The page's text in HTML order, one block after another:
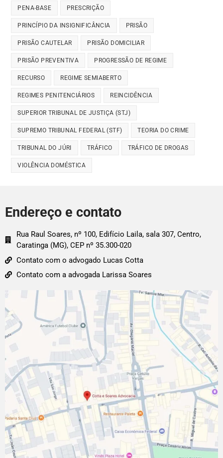
PENA-BASE PRESCRIÇÃO
PRINCÍPIO DA INSIGNIFICÂNCIA PRISÃO
PRISÃO CAUTELAR PRISÃO DOMICILIAR
PRISÃO PREVENTIVA PROGRESSÃO DE REGIME
RECURSO REGIME SEMIABERTO
REGIMES PENITENCIÁRIOS REINCIDÊNCIA
SUPERIOR TRIBUNAL DE JUSTIÇA (STJ)
SUPREMO TRIBUNAL FEDERAL (STF) TEORIA DO CRIME
TRIBUNAL DO JÚRI TRÁFICO TRÁFICO DE DROGAS
VIOLÊNCIA DOMÉSTICA
Endereço e contato
Rua Raul Soares, nº 100, Edifício Laila, sala 307, Centro,
Caratinga (MG), CEP nº 35.300-020
Contato com o advogado Lucas Cotta
Contato com a advogada Larissa Soares